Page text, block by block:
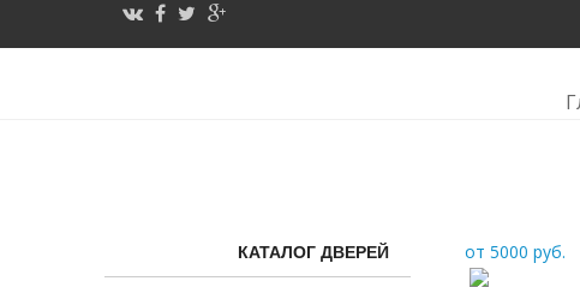
Каталог
КАТАЛОГ ДВЕРЕЙ от 5000 руб.